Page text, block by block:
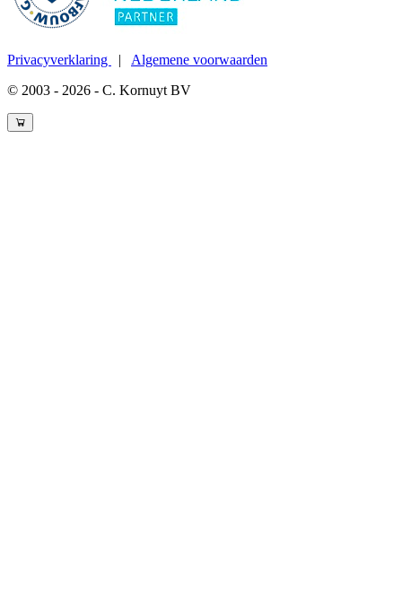
Privacyverklaring | Algemene voorwaarden
© 2003 - 2026 - C. Kornuyt BV